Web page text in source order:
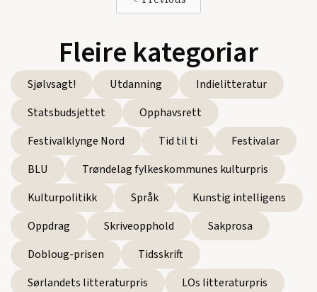
Fleire kategoriar
Sjølvsagt! Utdanning
Indielitteratur
Statsbudsjettet
Opphavsrett
Festivalklynge Nord
Tid til ti
Festivalar
BLU
Trøndelag fylkeskommunes kulturpris
Kulturpolitikk
Språk
Kunstig intelligens
Oppdrag
Skriveopphold
Sakprosa
Dobloug-prisen
Tidsskrift
Sørlandets litteraturpris
LOs litteraturpris